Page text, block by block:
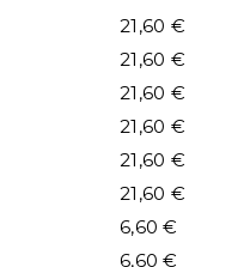
21,60 €
21,60 €
21,60 €
21,60 €
21,60 €
21,60 €
6,60 €
6,60 €